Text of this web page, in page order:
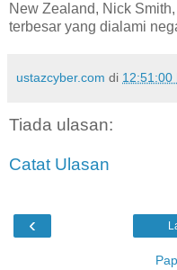
New Zealand, Nick
terbesar yang dialami
ustazcyber.com di 12:51:00
Tiada ulasan:
Catat Ulasan
‹